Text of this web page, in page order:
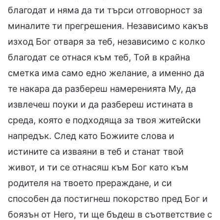
благодат и няма да ти търси отговорност за
миналите ти прегрешения. Независимо какъв
изход Бог отваря за теб, независимо с колко
благодат се отнася към теб, Той в крайна
сметка има само едно желание, а именно да
те накара да разбереш намеренията Му, да
извлечеш поуки и да разбереш истината в
среда, която е подходяща за твоя житейски
напредък. След като Божиите слова и
истините са изваяни в теб и станат твой
живот, и ти се отнасяш към Бог като към
родителя на твоето прераждане, и си
способен да постигнеш покорство пред Бог и
боязън от Него, ти ще бъдеш в съответствие с